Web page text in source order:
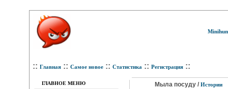
:: Главная :: Самое новое :: Статистика :: Регистрация ::
ГЛАВНОЕ МЕНЮ
Мыла посуду / Истории